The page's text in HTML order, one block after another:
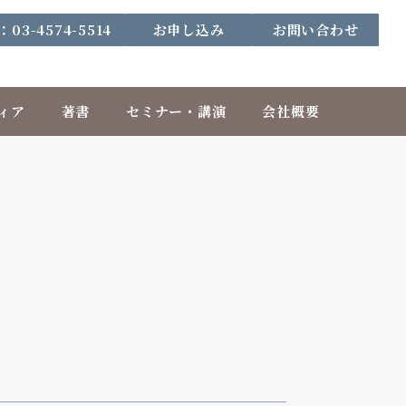
03-4574-5514 お申し込み お問い合わせ
ア 著書 セミナー・講演 会社概要